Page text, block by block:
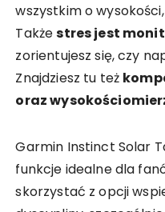
wszystkim o
Takżestres jest
zorientujesz się, czy
Znajdziesz tu też
oraz
Garmin Instinct Solar
funkcje idealne dla
skorzystać z opcji